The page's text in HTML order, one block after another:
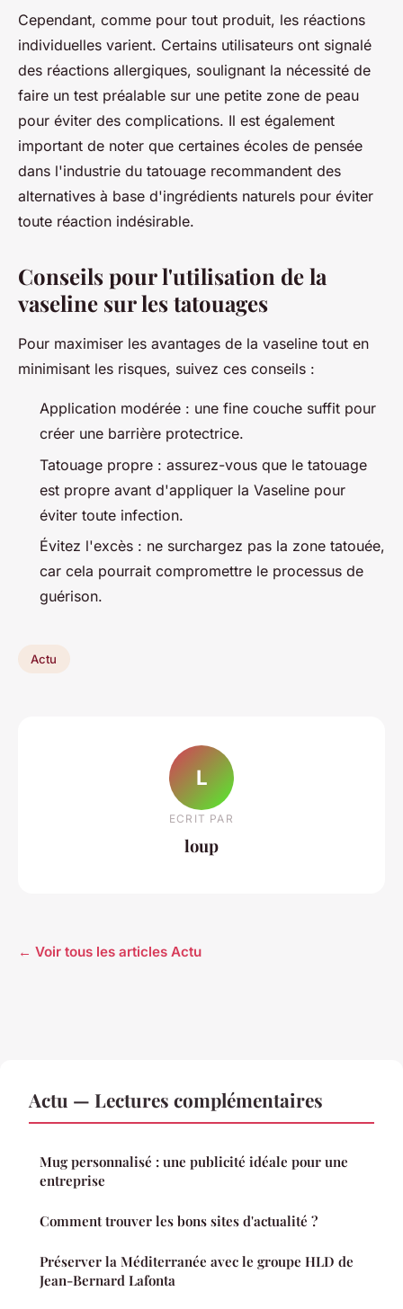
Cependant, comme pour tout produit, les réactions
individuelles varient. Certains utilisateurs ont signalé
des réactions allergiques, soulignant la nécessité de
faire un test préalable sur une petite zone de peau
pour éviter des complications. Il est également
important de noter que certaines écoles de pensée
dans l'industrie du tatouage recommandent des
alternatives à base d'ingrédients naturels pour éviter
toute réaction indésirable.
Conseils pour l'utilisation de la
vaseline sur les tatouages
Pour maximiser les avantages de la vaseline tout en
minimisant les risques, suivez ces conseils :
Application modérée : une fine couche suffit pour
créer une barrière protectrice.
Tatouage propre : assurez-vous que le tatouage
est propre avant d'appliquer la Vaseline pour
éviter toute infection.
Évitez l'excès : ne surchargez pas la zone tatouée,
car cela pourrait compromettre le processus de
guérison.
Actu
L
ECRIT PAR
loup
← Voir tous les articles Actu
Actu — Lectures complémentaires
Mug personnalisé : une publicité idéale pour une
entreprise
Comment trouver les bons sites d'actualité ?
Préserver la Méditerranée avec le groupe HLD de
Jean-Bernard Lafonta